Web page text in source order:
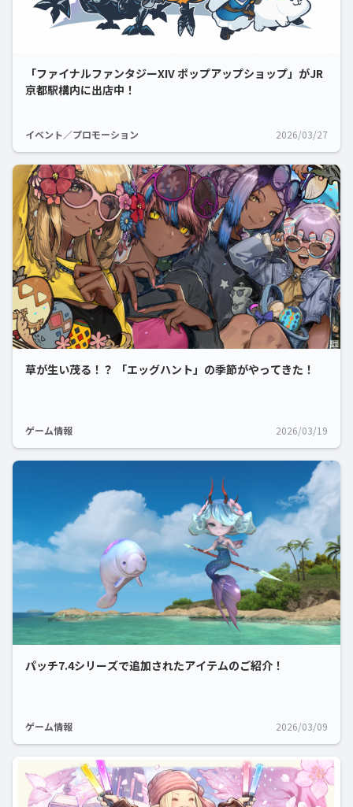
「ファイナルファンタジーXIV ポップアップショップ」がJR
京都駅構内に出店中！
イベント／プロモーション 2026/03/27
草が生い茂る！？ 「エッグハント」の季節がやってきた！
ゲーム情報 2026/03/19
パッチ7.4シリーズで追加されたアイテムのご紹介！
ゲーム情報 2026/03/09